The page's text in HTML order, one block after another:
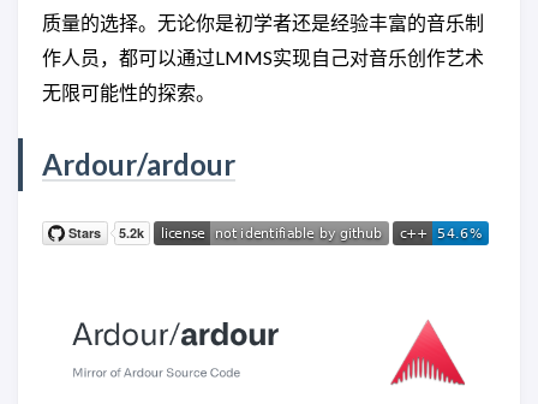
质量的选择。无论你是初学者还是经验丰富的音乐制
作人员，都可以通过LMMS实现自己对音乐创作艺术
无限可能性的探索。
Ardour/ardour